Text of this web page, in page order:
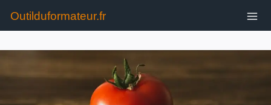
Outilduformateur.fr